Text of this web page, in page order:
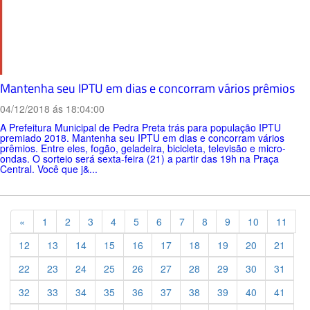
Mantenha seu IPTU em dias e concorram vários prêmios
04/12/2018 ás 18:04:00
A Prefeitura Municipal de Pedra Preta trás para população IPTU
premiado 2018. Mantenha seu IPTU em dias e concorram vários
prêmios. Entre eles, fogão, geladeira, bicicleta, televisão e micro-
ondas. O sorteio será sexta-feira (21) a partir das 19h na Praça
Central. Você que j&...
« Previous
1 2 3 4 5 6 7 8 9 10
11
12
13 14 15 16 17 18 19 20
21
22
23 24 25 26 27 28 29 30
31
32
33 34 35 36 37 38 39 40
41